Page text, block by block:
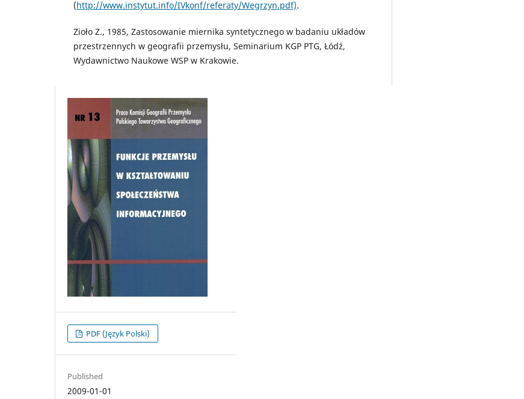
(http://www.instytut.info/IVkonf/referaty/Wegrzyn.pdf).
Zioło Z., 1985, Zastosowanie miernika syntetycznego w badaniu układów
przestrzennych w geografii przemysłu, Seminarium KGP PTG, Łódź,
Wydawnictwo Naukowe WSP w Krakowie.
PDF (Język Polski)
Published
2009-01-01